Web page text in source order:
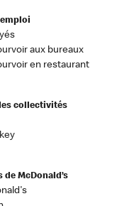
aux bureaux
en restaurant
collectivités
de McDonald’s